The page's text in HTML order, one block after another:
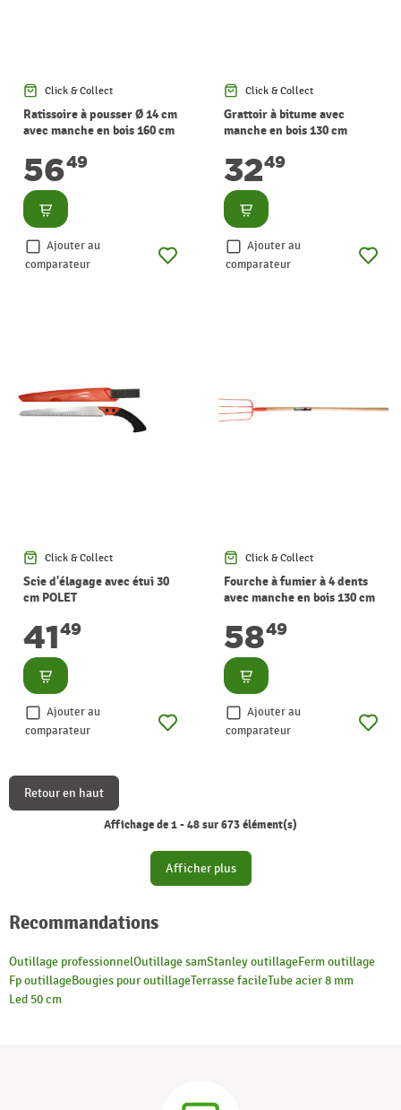
Click & Collect
Ratissoire à pousser Ø 14 cm
avec manche en bois 160 cm
5649
Consulter
Ajouter au
comparateur
Click & Collect
Grattoir à bitume avec
manche en bois 130 cm
3249
Consulter
Ajouter au
comparateur
Click & Collect
Scie d'élagage avec étui 30
cm POLET
4149
Consulter
Ajouter au
comparateur
Click & Collect
Fourche à fumier à 4 dents
avec manche en bois 130 cm
5849
Consulter
Ajouter au
comparateur
Retour en haut
Affichage de 1 - 48 sur 673 élément(s)
Afficher plus
Recommandations
Outillage professionnelOutillage samStanley outillageFerm outillage
Fp outillageBougies pour outillageTerrasse facileTube acier 8 mm
Led 50 cm